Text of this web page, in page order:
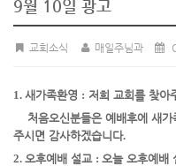
9월 10일 광고
교회소식 매일주님과
1. 새가족환영 : 저희 교회를 찾아
처음오신분들은 예배후에 새가
주시면 감사하겠습니다.
2. 오후예배 설교 : 오늘 오후예배